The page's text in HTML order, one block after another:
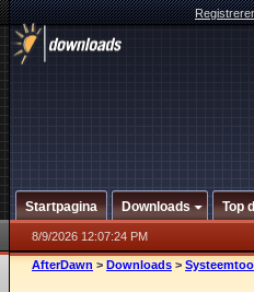
Startpagina Downloads Top
8/9/2026 12:07:24 PM
AfterDawn > Downloads >